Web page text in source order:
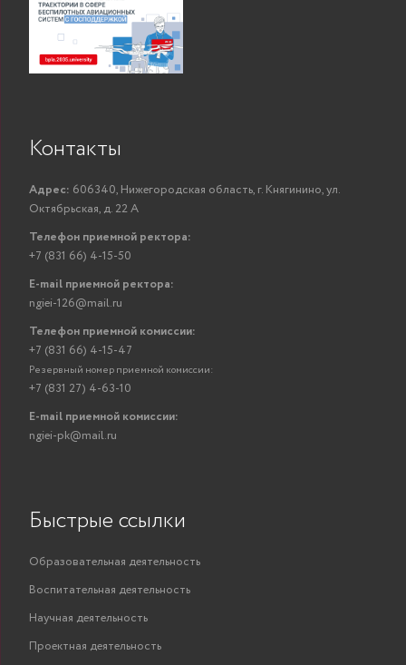
Контакты
Адрес: 606340, Нижегородская область, г. Княгинино, ул.
Октябрьская, д. 22 А
Телефон приемной ректора:
+7 (831 66) 4-15-50
E-mail приемной ректора:
ngiei-126@mail.ru
Телефон приемной комиссии:
+7 (831 66) 4-15-47
Резервный номер приемной комиссии:
+7 (831 27) 4-63-10
E-mail приемной комиссии:
ngiei-pk@mail.ru
Быстрые ссылки
Образовательная деятельность
Воспитательная деятельность
Научная деятельность
Проектная деятельность